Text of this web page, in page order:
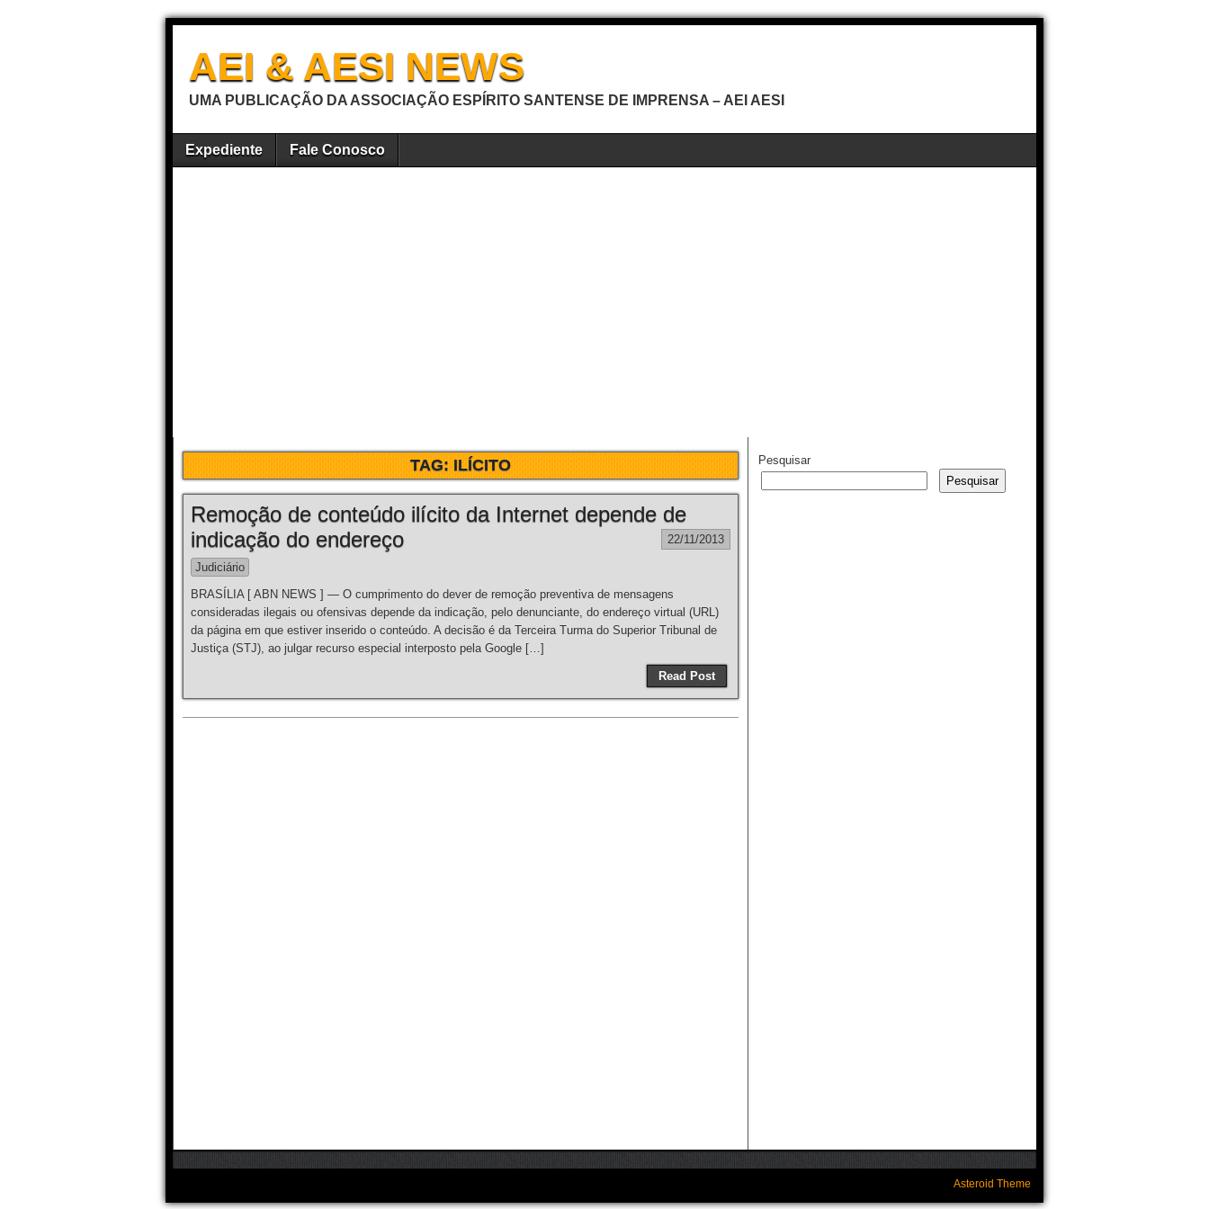
AEI & AESI NEWS
UMA PUBLICAÇÃO DA ASSOCIAÇÃO ESPÍRITO SANTENSE DE IMPRENSA – AEI AESI
Expediente Fale Conosco
TAG:ILÍCITO
Remoção de conteúdo ilícito da Internet depende de
indicação do endereço
22/11/2013
Judiciário
BRASÍLIA [ ABN NEWS ] — O cumprimento do dever de remoção preventiva de mensagens
consideradas ilegais ou ofensivas depende da indicação, pelo denunciante, do endereço virtual (URL)
da página em que estiver inserido o conteúdo. A decisão é da Terceira Turma do Superior Tribunal de
Justiça (STJ), ao julgar recurso especial interposto pela Google […]
Read Post
Pesquisar
Pesquisar
Asteroid Theme